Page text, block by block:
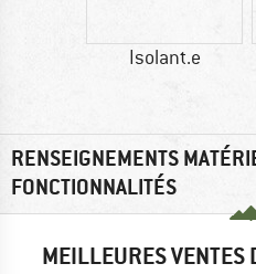
Isolant.e
RENSEIGNEMENTS
FONCTIONNALITÉS
MEILLEURES VENTES